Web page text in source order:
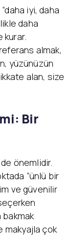
iyi, daha
daha
kurar.
almak,
yüzünüzün
alan, size
Bir
önemlidir.
“ünlü bir
ve güvenilir
bakmak
makyajla çok